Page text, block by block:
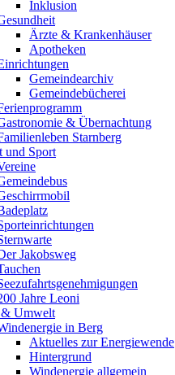
Inklusion
Ärzte & Krankenhäuser
Apotheken
Gemeindearchiv
Gemeindebücherei
& Übernachtung
Starnberg
und Sport
Jakobsweg
Jahre Leoni
& Umwelt
in Berg
Aktuelles zur Energiewende
Hintergrund
Windenergie allgemein